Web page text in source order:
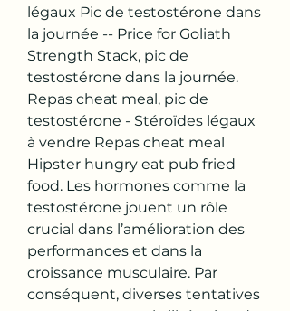
légaux Pic de testostérone dans
la journée -- Price for Goliath
Strength Stack, pic de
testostérone dans la journée.
Repas cheat meal, pic de
testostérone - Stéroïdes légaux
à vendre Repas cheat meal
Hipster hungry eat pub fried
food. Les hormones comme la
testostérone jouent un rôle
crucial dans l’amélioration des
performances et dans la
croissance musculaire. Par
conséquent, diverses tentatives